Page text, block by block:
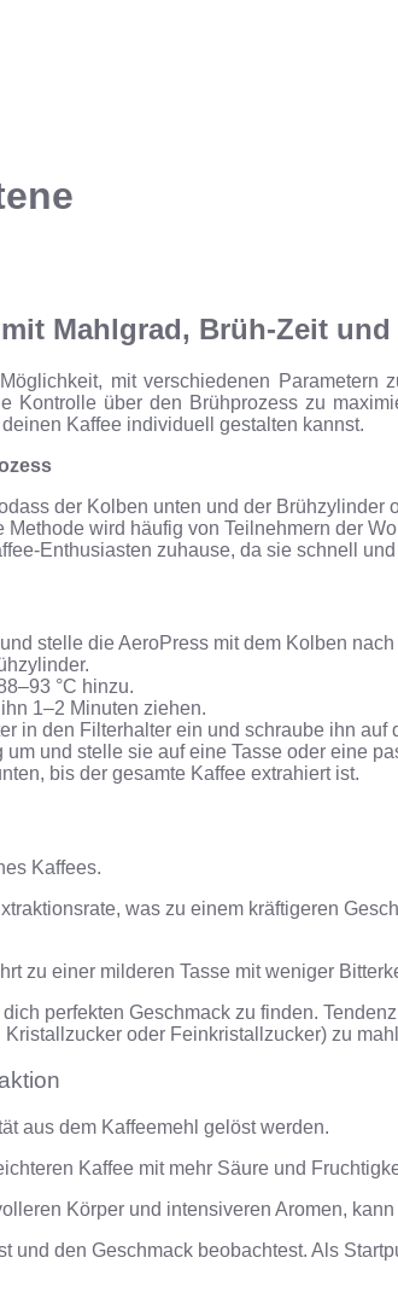
Mahlgrad, Brüh-Zeit und
mit verschiedenen Parametern
Kontrolle über den Brühprozess zu
Kaffee individuell gestalten kannst.
der Kolben unten und der
wird häufig von Teilnehmern der
Enthusiasten zuhause, da sie schnell
stelle die AeroPress mit dem Kolben
°C hinzu.
1–2 Minuten ziehen.
in den Filterhalter ein und schraube ihn auf
und stelle sie auf eine Tasse oder eine
bis der gesamte Kaffee extrahiert ist.
Kaffees.
was zu einem kräftigeren
zu einer milderen Tasse mit weniger
perfekten Geschmack zu finden.
oder Feinkristallzucker) zu
aus dem Kaffeemehl gelöst werden.
Kaffee mit mehr Säure und
Körper und intensiveren Aromen,
den Geschmack beobachtest. Als